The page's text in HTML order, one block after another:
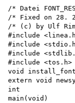
/* Datei
/* Fixed on 28.
/* (c) by Ulf
#include
#include
#include
#include <tos.h>
void
extern void
int
main(void)